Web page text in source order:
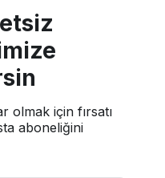
olmak için fırsatı
aboneliğini